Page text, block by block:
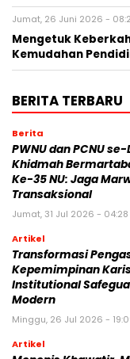
Jumat, 26 Juni 2026 -
Mengetuk
Kemudahan
BERITA TERBARU
Berita
PWNU dan PCNU
Khidmah
Ke-35 NU: Jaga
Transaksional
Jumat, 31 Jul 2026 - 04:28
Artikel
Transformasi
Kepemimpinan
Institutional
Modern
Minggu, 26 Jul 2026 -
Artikel